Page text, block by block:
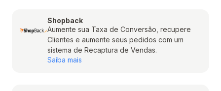
Shopback
Aumente sua Taxa de Conversão, recupere
Clientes e aumente seus pedidos com um
sistema de Recaptura de Vendas.
Saiba mais